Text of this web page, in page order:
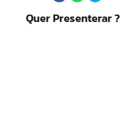
Quer Presenterar